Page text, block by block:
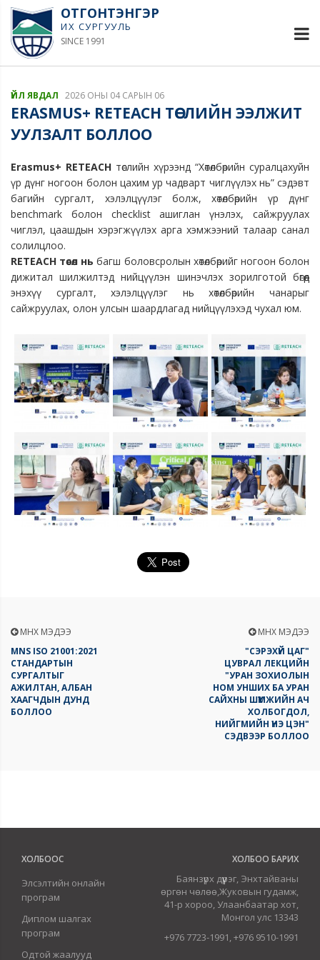
ОТГОНТЭНГЭР
ИХ СУРГУУЛЬ
SINCE 1991
ҮЙЛ ЯВДАЛ 2026 ОНЫ 04 САРЫН 06
ERASMUS+ RETEACH ТӨСЛИЙН ЭЭЛЖИТ
УУЛЗАЛТ БОЛЛОО
Erasmus+ RETEACH төслийн хүрээнд “Хөтөлбөрийн суралцахуйн
үр дүнг ногоон болон цахим ур чадварт чиглүүлэх нь” сэдэвт
багийн сургалт, хэлэлцүүлэг болж, хөтөлбөрийн үр дүнг
benchmark болон checklist ашиглан үнэлэх, сайжруулах
чиглэл, цаашдын хэрэгжүүлэх арга хэмжээний талаар санал
солилцлоо.
RETEACH төсөл нь багш боловсролын хөтөлбөрийг ногоон болон
дижитал шилжилтэд нийцүүлэн шинэчлэх зорилготой бөгөөд
энэхүү сургалт, хэлэлцүүлэг нь хөтөлбөрийн чанарыг
сайжруулах, олон улсын шаардлагад нийцүүлэхэд чухал юм.
ӨМНӨХ МЭДЭЭ
MNS ISO 21001:2021
СТАНДАРТЫН
СУРГАЛТЫГ
АЖИЛТАН, АЛБАН
ХААГЧДЫН ДУНД
БОЛЛОО
ӨМНӨХ МЭДЭЭ
"СЭРЭХҮЙ ЦАГ"
ЦУВРАЛ ЛЕКЦИЙН
"УРАН ЗОХИОЛЫН
НОМ УНШИХ БА УРАН
САЙХНЫ ШҮҮМЖИЙН АЧ
ХОЛБОГДОЛ,
НИЙГМИЙН ҮНЭ ЦЭН"
СЭДВЭЭР БОЛЛОО
ХОЛБООС
Элсэлтийн онлайн
програм
Диплом шалгах
програм
Одтой жаалууд
ХОЛБОО БАРИХ
Баянзүрх дүүрэг, Энхтайваны
өргөн чөлөө,Жуковын гудамж,
41-р хороо, Улаанбаатар хот,
Монгол улс 13343
+976 7723-1991, +976 9510-1991